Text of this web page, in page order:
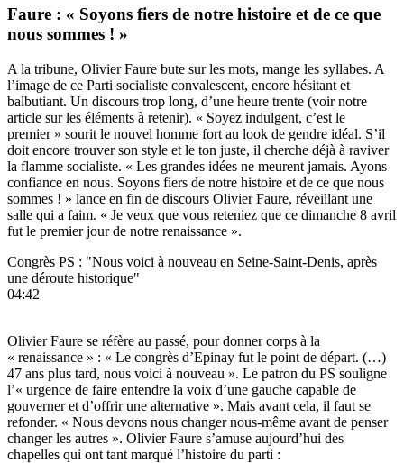
Faure : « Soyons fiers de notre histoire et de ce que
nous sommes ! »
A la tribune, Olivier Faure bute sur les mots, mange les syllabes. A
l’image de ce Parti socialiste convalescent, encore hésitant et
balbutiant. Un discours trop long, d’une heure trente (voir notre
article sur les éléments à retenir). « Soyez indulgent, c’est le
premier » sourit le nouvel homme fort au look de gendre idéal. S’il
doit encore trouver son style et le ton juste, il cherche déjà à raviver
la flamme socialiste. « Les grandes idées ne meurent jamais. Ayons
confiance en nous. Soyons fiers de notre histoire et de ce que nous
sommes ! » lance en fin de discours Olivier Faure, réveillant une
salle qui a faim. « Je veux que vous reteniez que ce dimanche 8 avril
fut le premier jour de notre renaissance ».
Congrès PS : "Nous voici à nouveau en Seine-Saint-Denis, après
une déroute historique"
04:42
Olivier Faure se réfère au passé, pour donner corps à la
« renaissance » : « Le congrès d’Epinay fut le point de départ. (…)
47 ans plus tard, nous voici à nouveau ». Le patron du PS souligne
l’« urgence de faire entendre la voix d’une gauche capable de
gouverner et d’offrir une alternative ». Mais avant cela, il faut se
refonder. « Nous devons nous changer nous-même avant de penser
changer les autres ». Olivier Faure s’amuse aujourd’hui des
chapelles qui ont tant marqué l’histoire du parti :